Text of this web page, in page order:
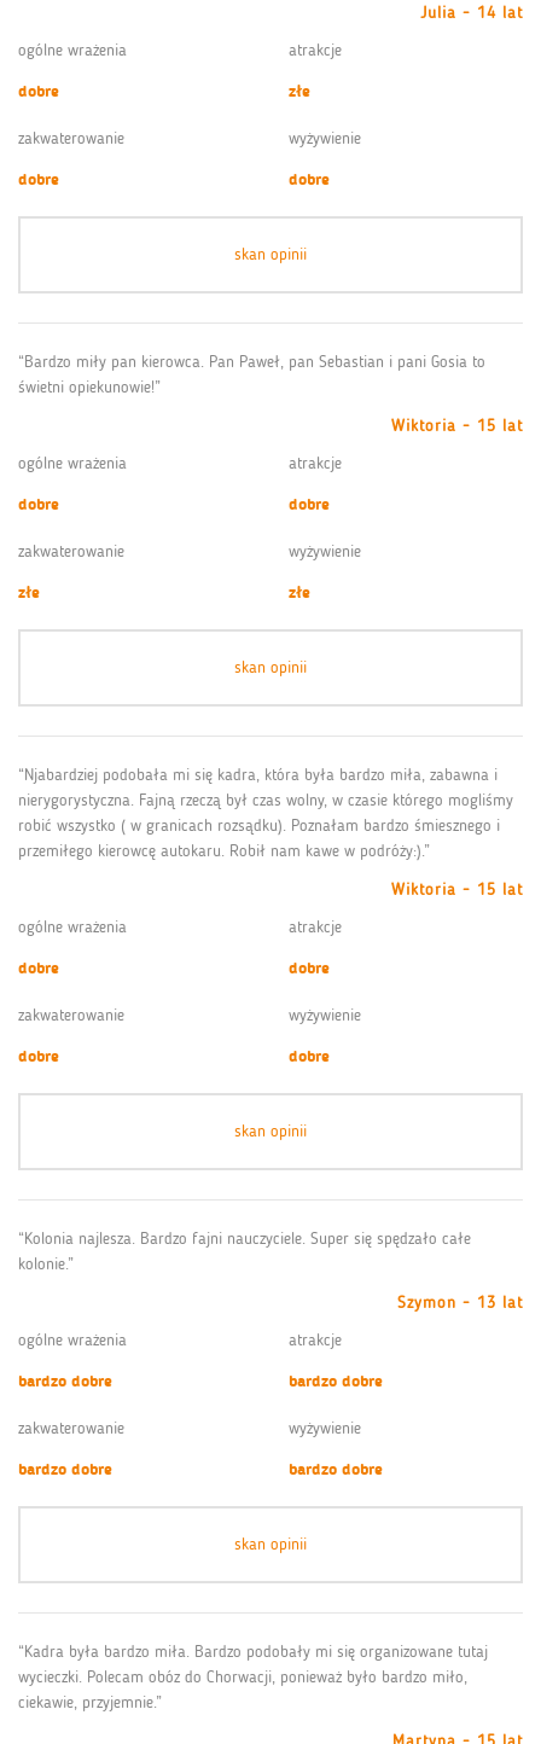
Julia - 14 lat
ogólne wrażenia
dobre
atrakcje
złe
zakwaterowanie
dobre
wyżywienie
dobre
skan opinii
“Bardzo miły pan kierowca. Pan Paweł, pan Sebastian i pani Gosia to
świetni opiekunowie!”
Wiktoria - 15 lat
ogólne wrażenia
dobre
atrakcje
dobre
zakwaterowanie
złe
wyżywienie
złe
skan opinii
“Njabardziej podobała mi się kadra, która była bardzo miła, zabawna i
nierygorystyczna. Fajną rzeczą był czas wolny, w czasie którego mogliśmy
robić wszystko ( w granicach rozsądku). Poznałam bardzo śmiesznego i
przemiłego kierowcę autokaru. Robił nam kawe w podróży:).”
Wiktoria - 15 lat
ogólne wrażenia
dobre
atrakcje
dobre
zakwaterowanie
dobre
wyżywienie
dobre
skan opinii
“Kolonia najlesza. Bardzo fajni nauczyciele. Super się spędzało całe
kolonie.”
Szymon - 13 lat
ogólne wrażenia
bardzo dobre
atrakcje
bardzo dobre
zakwaterowanie
bardzo dobre
wyżywienie
bardzo dobre
skan opinii
“Kadra była bardzo miła. Bardzo podobały mi się organizowane tutaj
wycieczki. Polecam obóz do Chorwacji, ponieważ było bardzo miło,
ciekawie, przyjemnie.”